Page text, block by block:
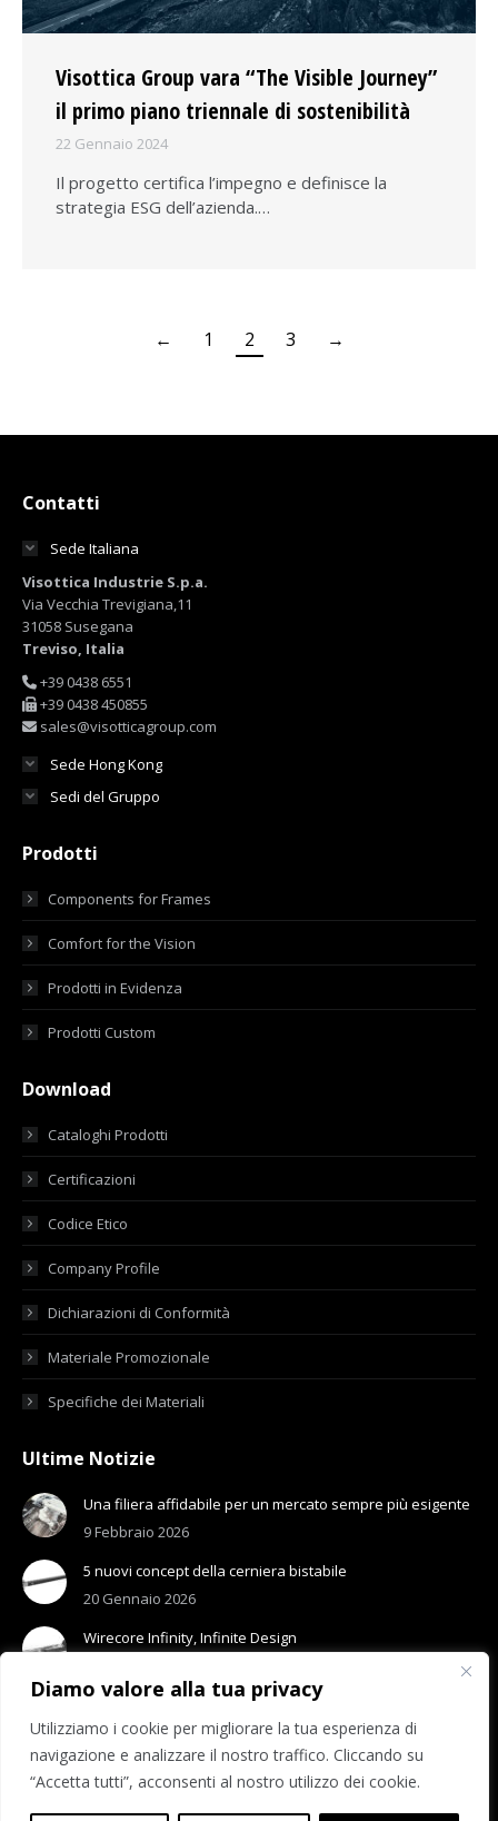
Diamo valore alla tua privacy
Utilizziamo i cookie per migliorare la tua esperienza di
navigazione e analizzare il nostro traffico. Cliccando su
“Accetta tutti”, acconsenti al nostro utilizzo dei cookie.
Visottica Group vara “The Visible Journey”
il primo piano triennale di sostenibilità
22 Gennaio 2024
Il progetto certifica l’impegno e definisce la
strategia ESG dell’azienda.…
← 1 2 3 →
Contatti
Sede Italiana
Visottica Industrie S.p.a.
Via Vecchia Trevigiana,11
31058 Susegana
Treviso, Italia
+39 0438 6551
+39 0438 450855
sales@visotticagroup.com
Sede Hong Kong
Sedi del Gruppo
Prodotti
Components for Frames
Comfort for the Vision
Prodotti in Evidenza
Prodotti Custom
Download
Cataloghi Prodotti
Certificazioni
Codice Etico
Company Profile
Dichiarazioni di Conformità
Materiale Promozionale
Specifiche dei Materiali
Ultime Notizie
Una filiera affidabile per un mercato sempre più esigente
9 Febbraio 2026
5 nuovi concept della cerniera bistabile
20 Gennaio 2026
Wirecore Infinity, Infinite Design